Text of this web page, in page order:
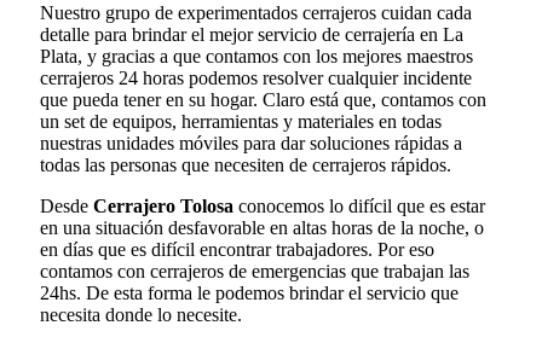
Nuestro grupo de experimentados cerrajeros cuidan cada
detalle para brindar el mejor servicio de cerrajería en La
Plata, y gracias a que contamos con los mejores maestros
cerrajeros 24 horas podemos resolver cualquier incidente
que pueda tener en su hogar. Claro está que, contamos con
un set de equipos, herramientas y materiales en todas
nuestras unidades móviles para dar soluciones rápidas a
todas las personas que necesiten de cerrajeros rápidos.
Desde Cerrajero Tolosa conocemos lo difícil que es estar
en una situación desfavorable en altas horas de la noche, o
en días que es difícil encontrar trabajadores. Por eso
contamos con cerrajeros de emergencias que trabajan las
24hs. De esta forma le podemos brindar el servicio que
necesita donde lo necesite.